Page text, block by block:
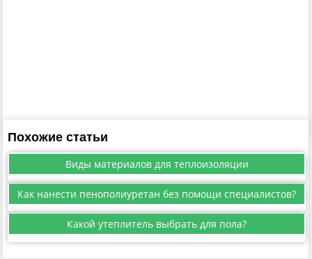
Похожие статьи
Виды материалов для теплоизоляции
Как нанести пенополиуретан без помощи специалистов?
Какой утеплитель выбрать для пола?